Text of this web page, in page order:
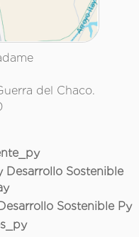
del Chaco.
Sostenible
Sostenible Py